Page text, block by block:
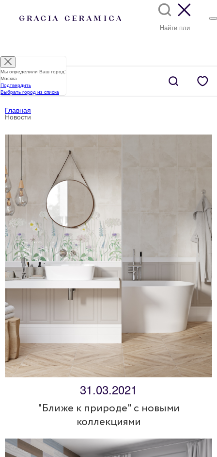
Главная
Новости
31.03.2021
"Ближе к природе" с новыми
коллекциями
Мы определили Ваш город:
Москва
Подтвердить
Выбрать город из списка